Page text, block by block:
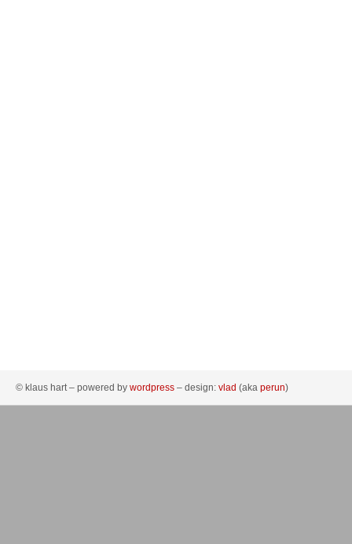
© klaus hart – powered by wordpress – design: vlad (aka perun)